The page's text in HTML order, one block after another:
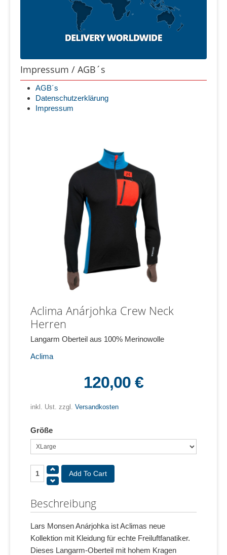
Impressum / AGB´s
AGB´s
Datenschutzerklärung
Impressum
Aclima Anárjohka Crew Neck
Herren
Langarm Oberteil aus 100% Merinowolle
Aclima
120,00 €
inkl. Ust. zzgl. Versandkosten
Größe
Beschreibung
Lars Monsen Anárjohka ist Aclimas neue
Kollektion mit Kleidung für echte Freiluftfanatiker.
Dieses Langarm-Oberteil mit hohem Kragen